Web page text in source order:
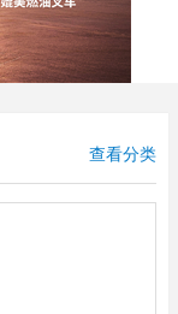
查看分类